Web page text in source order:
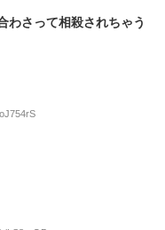
わさって相殺されちゃう